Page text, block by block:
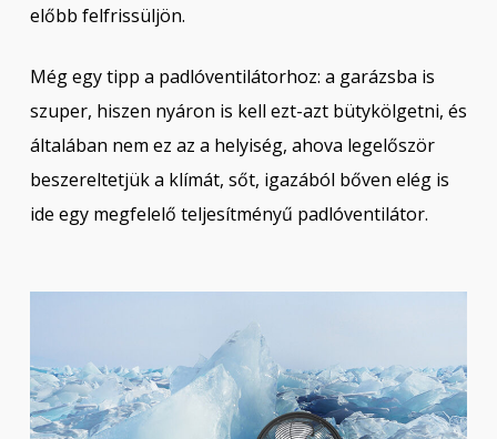
előbb felfrissüljön.
Még egy tipp a padlóventilátorhoz: a garázsba is
szuper, hiszen nyáron is kell ezt-azt bütykölgetni, és
általában nem ez az a helyiség, ahova legelőször
beszereltetjük a klímát, sőt, igazából bőven elég is
ide egy megfelelő teljesítményű padlóventilátor.